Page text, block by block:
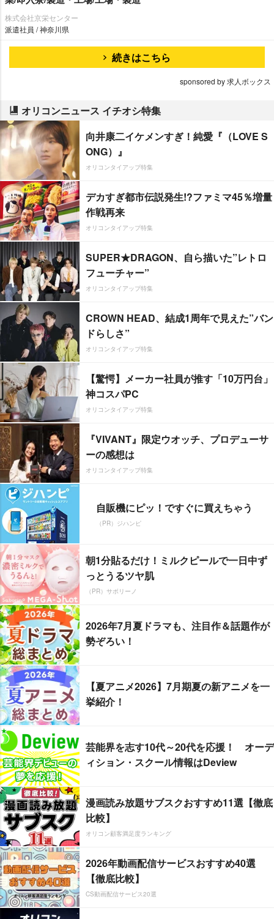
株式会社京栄センター
派遣社員 / 神奈川県
続きはこちら
sponsored by 求人ボックス
オリコンニュース イチオシ特集
向井康二イケメンすぎ！純愛『（LOVE S
ONG）』
オリコンタイアップ特集
デカすぎ都市伝説発生!?ファミマ45％増量
作戦再来
オリコンタイアップ特集
SUPER★DRAGON、自ら描いた”レトロ
フューチャー”
オリコンタイアップ特集
CROWN HEAD、結成1周年で見えた”バン
ドらしさ”
オリコンタイアップ特集
【驚愕】メーカー社員が推す「10万円台」
神コスパPC
オリコンタイアップ特集
『VIVANT』限定ウオッチ、プロデューサ
ーの感想は
オリコンタイアップ特集
自販機にピッ！ですぐに買えちゃう
（PR）ジハンピ
朝1分貼るだけ！ミルクピールで一日中ず
っとうるツヤ肌
（PR）サボリーノ
2026年7月夏ドラマも、注目作＆話題作が
勢ぞろい！
【夏アニメ2026】7月期夏の新アニメを一
挙紹介！
芸能界を志す10代～20代を応援！ オーデ
ィション・スクール情報はDeview
漫画読み放題サブスクおすすめ11選【徹底
比較】
オリコン顧客満足度ランキング
2026年動画配信サービスおすすめ40選
【徹底比較】
CS動画配信サービス20選